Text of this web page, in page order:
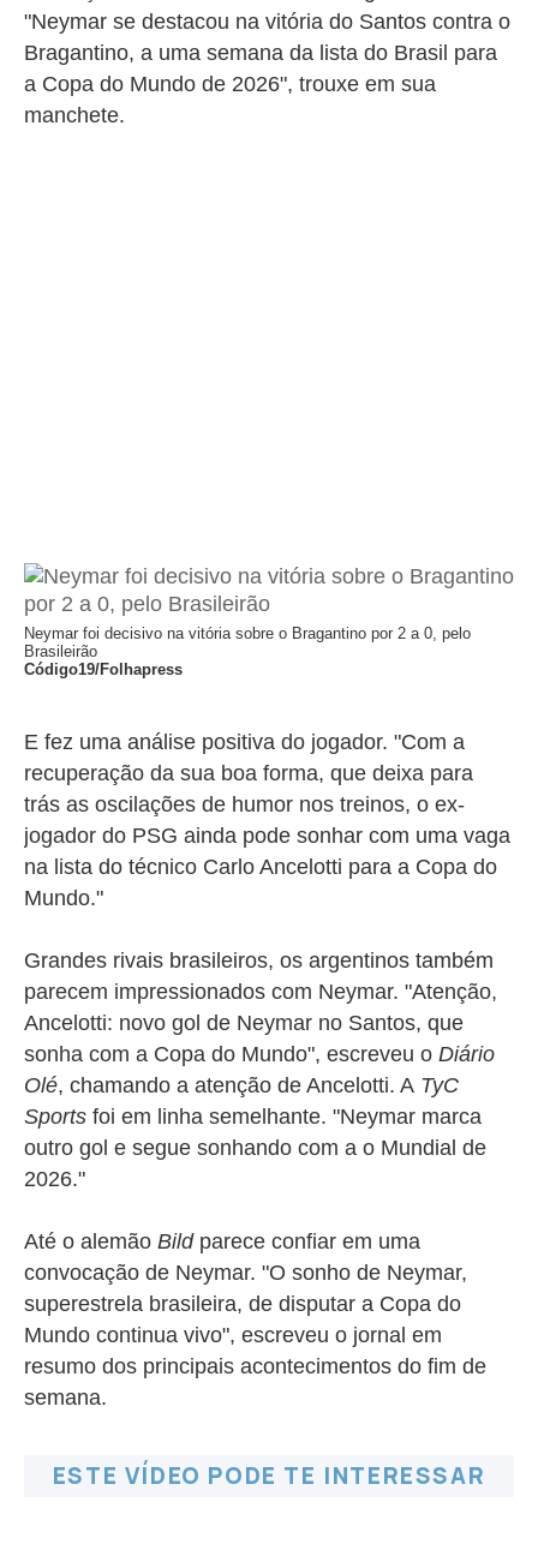
"Neymar se destacou na vitória do Santos contra o
Bragantino, a uma semana da lista do Brasil para
a Copa do Mundo de 2026", trouxe em sua
manchete.
Neymar foi decisivo na vitória sobre o Bragantino por 2 a 0, pelo
Brasileirão
Código19/Folhapress
E fez uma análise positiva do jogador. "Com a
recuperação da sua boa forma, que deixa para
trás as oscilações de humor nos treinos, o ex-
jogador do PSG ainda pode sonhar com uma vaga
na lista do técnico Carlo Ancelotti para a Copa do
Mundo."
Grandes rivais brasileiros, os argentinos também
parecem impressionados com Neymar. "Atenção,
Ancelotti: novo gol de Neymar no Santos, que
sonha com a Copa do Mundo", escreveu o Diário
Olé, chamando a atenção de Ancelotti. A TyC
Sports foi em linha semelhante. "Neymar marca
outro gol e segue sonhando com a o Mundial de
2026."
Até o alemão Bildparece confiar em uma
convocação de Neymar. "O sonho de Neymar,
superestrela brasileira, de disputar a Copa do
Mundo continua vivo", escreveu o jornal em
resumo dos principais acontecimentos do fim de
semana.
ESTE VÍDEO PODE TE INTERESSAR